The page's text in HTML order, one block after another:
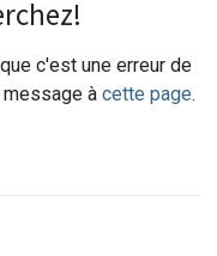
c'est une erreur de
à cette page.